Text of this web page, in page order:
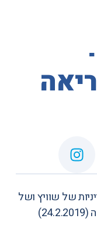
של שוויץ ושל
(24.2.2019)